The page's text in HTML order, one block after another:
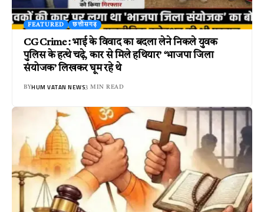
FEATURED छत्तीसगढ़
CG Crime : भाई के विवाद का बदला लेने निकले युवक
पुलिस के हत्थे चढ़े, कार से मिले हथियार’ ‘भाजपा जिला
संयोजक’ लिखकर घूम रहे थे
BYHUM VATAN NEWS3 MIN READ